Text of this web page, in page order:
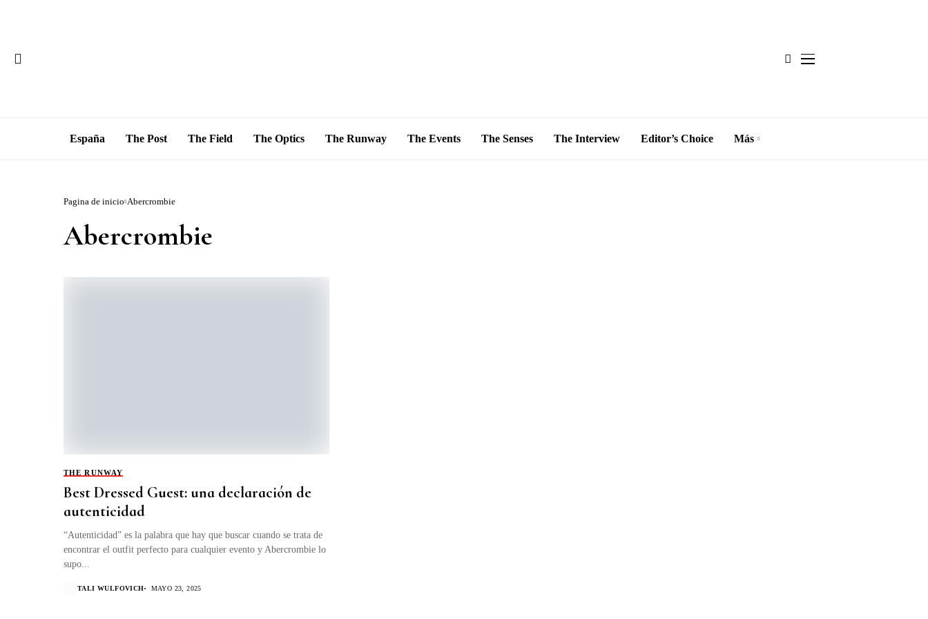
España The Post The Field The Optics The Runway The Events The Senses The Interview Editor’s Choice Más
Pagina de inicio Abercrombie
Abercrombie
THE RUNWAY
Best Dressed Guest: una declaración de
autenticidad
“Autenticidad” es la palabra que hay que buscar cuando se trata de
encontrar el outfit perfecto para cualquier evento y Abercrombie lo
supo...
TALI WULFOVICH MAYO 23, 2025